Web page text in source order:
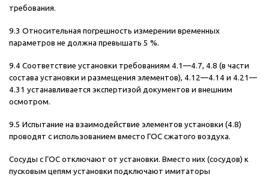
требования.
9.3 Относительная погрешность измерении временных
параметров не должна превышать 5 %.
9.4 Соответствие установки требованиям 4.1—4.7, 4.8 (в части
состава установки и размещения элементов), 4.12—4.14 и 4.21—
4.31 устанавливается экспертизой документов и внешним
осмотром.
9.5 Испытание на взаимодействие элементов установки (4.8)
проводят с использованием вместо ГОС сжатого воздуха.
Сосуды с ГОС отключают от установки. Вместо них (сосудов) к
пусковым цепям установки подключают имитаторы